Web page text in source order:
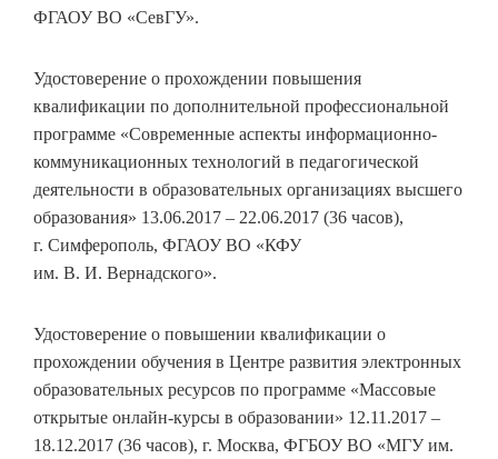
ФГАОУ ВО «СевГУ».
Удостоверение о прохождении повышения
квалификации по дополнительной профессиональной
программе «Современные аспекты информационно-
коммуникационных технологий в педагогической
деятельности в образовательных организациях высшего
образования» 13.06.2017 – 22.06.2017 (36 часов),
г. Симферополь, ФГАОУ ВО «КФУ
им. В. И. Вернадского».
Удостоверение о повышении квалификации о
прохождении обучения в Центре развития электронных
образовательных ресурсов по программе «Массовые
открытые онлайн-курсы в образовании» 12.11.2017 –
18.12.2017 (36 часов), г. Москва, ФГБОУ ВО «МГУ им.